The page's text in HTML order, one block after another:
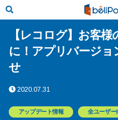
【レコログ】お客
に！アプリバージョ
せ
2020.07.31
アップデート情報 全ユーザー